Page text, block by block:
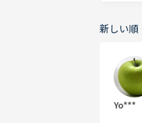
新しい順
Yo***